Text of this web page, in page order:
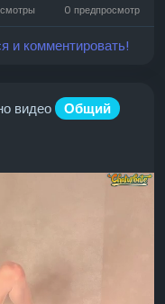
профиля
0 предпросмотр
и комментировать!
видео
Общий